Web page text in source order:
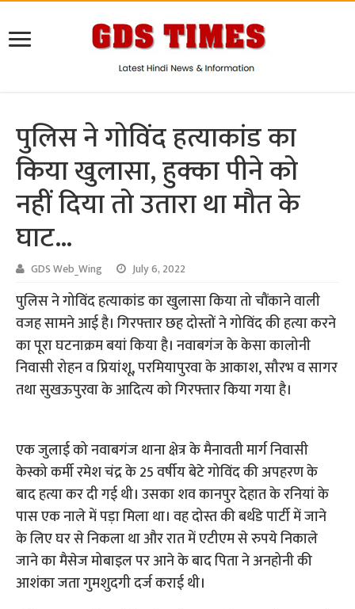
पुलिस ने गोविंद हत्याकांड का
किया खुलासा, हुक्का पीने को
नहीं दिया तो उतारा था मौत के
घाट…
GDS Web_Wing July 6, 2022
पुलिस ने गोविंद हत्याकांड का खुलासा किया तो चौंकाने वाली
वजह सामने आई है। गिरफ्तार छह दोस्तों ने गोविंद की हत्या करने
का पूरा घटनाक्रम बयां किया है। नवाबगंज के केसा कालोनी
निवासी रोहन व प्रियांशू, परमियापुरवा के आकाश, सौरभ व सागर
तथा सुखऊपुरवा के आदित्य को गिरफ्तार किया गया है।
एक जुलाई को नवाबगंज थाना क्षेत्र के मैनावती मार्ग निवासी
केस्को कर्मी रमेश चंद्र के 25 वर्षीय बेटे गोविंद की अपहरण के
बाद हत्या कर दी गई थी। उसका शव कानपुर देहात के रनियां के
पास एक नाले में पड़ा मिला था। वह दोस्त की बर्थडे पार्टी में जाने
के लिए घर से निकला था और रात में एटीएम से रुपये निकाले
जाने का मैसेज मोबाइल पर आने के बाद पिता ने अनहोनी की
आशंका जता गुमशुदगी दर्ज कराई थी।